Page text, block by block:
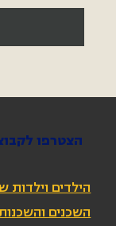
הצטרפו
הילדים וילדות
השכנים